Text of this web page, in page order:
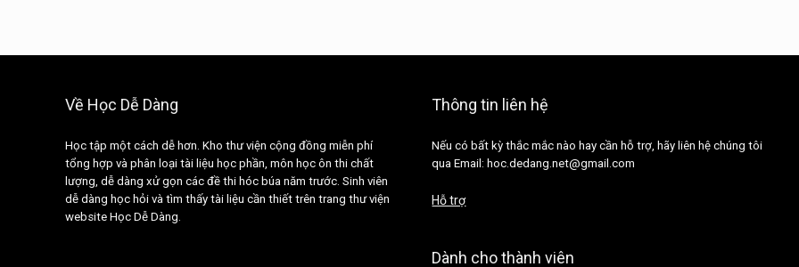
Về Học Dễ Dàng
Học tập một cách dễ hơn. Kho thư viện cộng đồng miễn phí
tổng hợp và phân loại tài liệu học phần, môn học ôn thi chất
lượng, dễ dàng xử gọn các đề thi hóc búa năm trước. Sinh viên
dễ dàng học hỏi và tìm thấy tài liệu cần thiết trên trang thư viện
website Học Dễ Dàng.
Thông tin liên hệ
Nếu có bất kỳ thắc mắc nào hay cần hỗ trợ, hãy liên hệ chúng tôi
qua Email: hoc.dedang.net@gmail.com
Hỗ trợ
Dành cho thành viên